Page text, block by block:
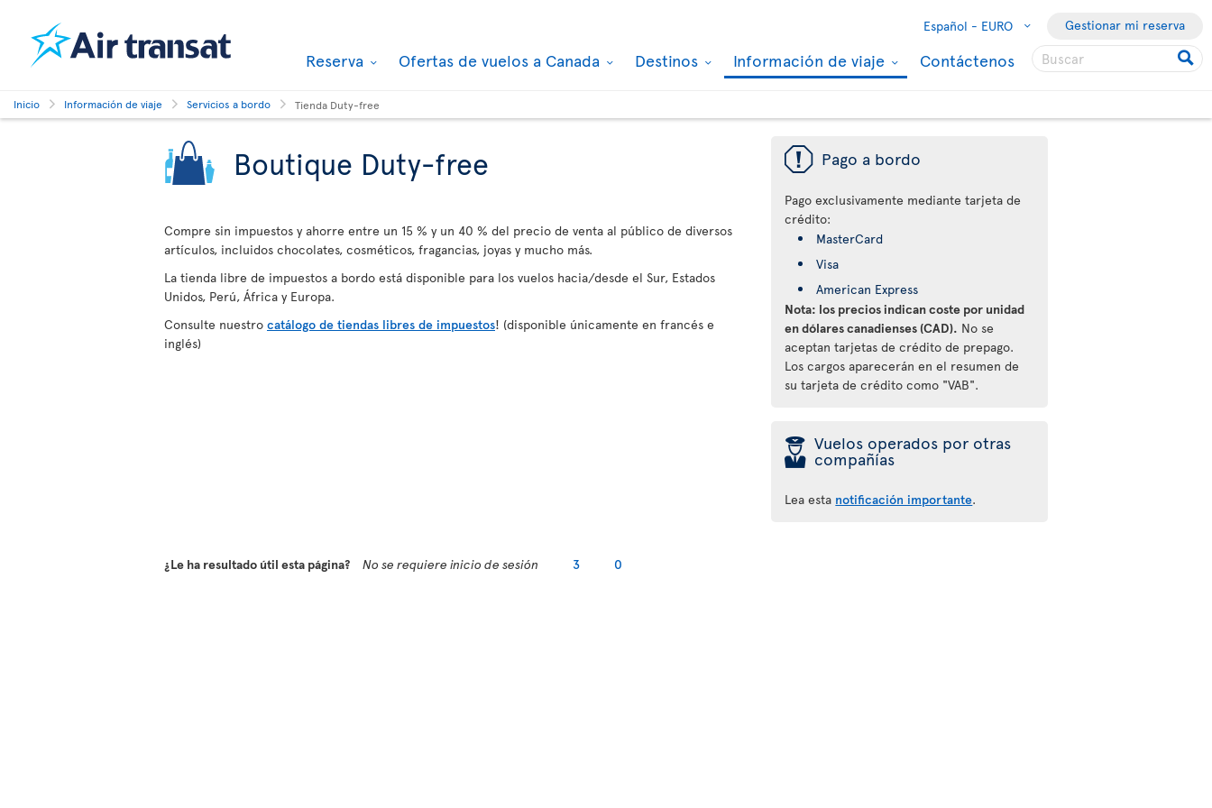
Español - EURO Gestionar mi reserva
Reserva Ofertas de vuelos a Canada Destinos Información de viaje Contáctenos
Inicio Información de viaje Servicios a bordo Tienda Duty-free
Boutique Duty-free
Compre sin impuestos y ahorre entre un 15 % y un 40 % del precio de venta al público de diversos
artículos, incluidos chocolates, cosméticos, fragancias, joyas y mucho más.
La tienda libre de impuestos a bordo está disponible para los vuelos hacia/desde el Sur, Estados
Unidos, Perú, África y Europa.
Consulte nuestro catálogo de tiendas libres de impuestos! (disponible únicamente en francés e
inglés)
ü Pago a bordo
Pago exclusivamente mediante tarjeta de
crédito:
MasterCard
Visa
American Express
Nota: los precios indican coste por unidad
en dólares canadienses (CAD). No se
aceptan tarjetas de crédito de prepago.
Los cargos aparecerán en el resumen de
su tarjeta de crédito como "VAB".
þ Vuelos operados por otras
compañías
Lea esta notificación importante.
¿Le ha resultado útil esta página? No se requiere inicio de sesión 3 0